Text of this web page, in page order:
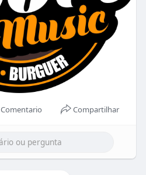
Comentario Compartilhar